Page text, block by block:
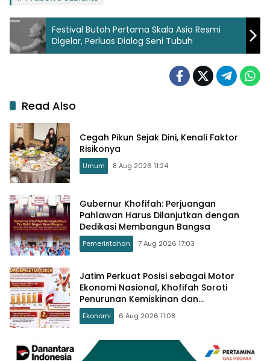
Festival Butoh Pertama Skala Asia Resmi
Digelar, Perluas Dialog Seni Tubuh
Read Also
Cegah Pikun Sejak Dini, Kenali Faktor
Risikonya
Umum 8 Aug 2026 11:24
Gubernur Khofifah: Perjuangan
Pahlawan Harus Dilanjutkan dengan
Dedikasi Membangun Bangsa
Pemerintahan 7 Aug 2026 17:03
Jatim Perkuat Posisi sebagai Motor
Ekonomi Nasional, Khofifah Soroti
Penurunan Kemiskinan dan
Pengangguran
Ekonomi 6 Aug 2026 11:08